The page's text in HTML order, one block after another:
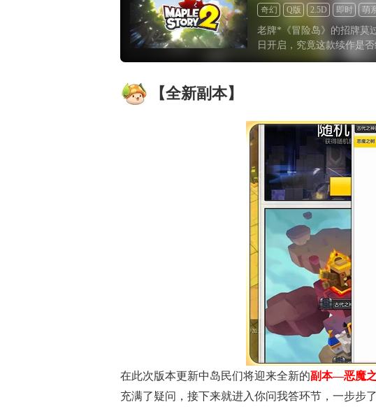
奇幻 Q版 2.5D 即时 萌
老牌*《冒险岛》的招牌莫
日开启，究竟这款续作是
【全新副本】
在此次版本更新中岛民们将迎来全新的副本—恶魔
充满了疑问，接下来就进入你问我答环节，一步步